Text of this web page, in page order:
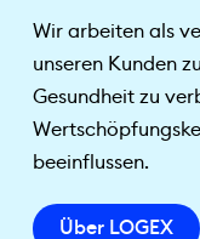
Wir arbeiten als
unseren Kunden
Gesundheit zu
beeinflussen.
Über LOGEX